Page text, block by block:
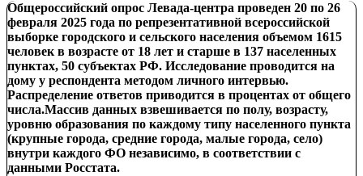
Общероссийский опрос Левада-центра проведен 20 по 26
февраля 2025 года по репрезентативной всероссийской
выборке городского и сельского населения объемом 1615
человек в возрасте от 18 лет и старше в 137 населенных
пунктах, 50 субъектах РФ. Исследование проводится на
дому у респондента методом личного интервью.
Распределение ответов приводится в процентах от общего
числа.Массив данных взвешивается по полу, возрасту,
уровню образования по каждому типу населенного пункта
(крупные города, средние города, малые города, село)
внутри каждого ФО независимо, в соответствии с
данными Росстата.